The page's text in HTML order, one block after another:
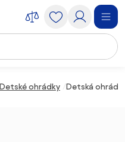
Detské ohrádky Detská